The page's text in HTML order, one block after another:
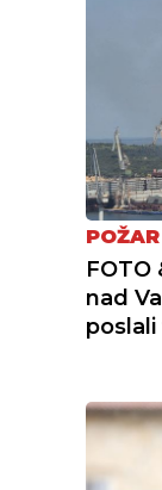
FOTO
nad